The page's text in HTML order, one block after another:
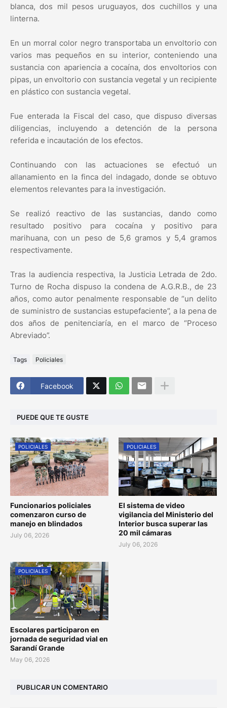
blanca, dos mil pesos uruguayos, dos cuchillos y una
linterna.
En un morral color negro transportaba un envoltorio con
varios mas pequeños en su interior, conteniendo una
sustancia con apariencia a cocaína, dos envoltorios con
pipas, un envoltorio con sustancia vegetal y un recipiente
en plástico con sustancia vegetal.
Fue enterada la Fiscal del caso, que dispuso diversas
diligencias, incluyendo a detención de la persona
referida e incautación de los efectos.
Continuando con las actuaciones se efectuó un
allanamiento en la finca del indagado, donde se obtuvo
elementos relevantes para la investigación.
Se realizó reactivo de las sustancias, dando como
resultado positivo para cocaína y positivo para
marihuana, con un peso de 5,6 gramos y 5,4 gramos
respectivamente.
Tras la audiencia respectiva, la Justicia Letrada de 2do.
Turno de Rocha dispuso la condena de A.G.R.B., de 23
años, como autor penalmente responsable de “un delito
de suministro de sustancias estupefaciente”, a la pena de
dos años de penitenciaría, en el marco de “Proceso
Abreviado”.
Tags Policiales
Facebook
PUEDE QUE TE GUSTE
POLICIALES
Funcionarios policiales
comenzaron curso de
manejo en blindados
July 06, 2026
POLICIALES
El sistema de video
vigilancia del Ministerio del
Interior busca superar las
20 mil cámaras
July 06, 2026
POLICIALES
Escolares participaron en
jornada de seguridad vial en
Sarandí Grande
May 06, 2026
PUBLICAR UN COMENTARIO